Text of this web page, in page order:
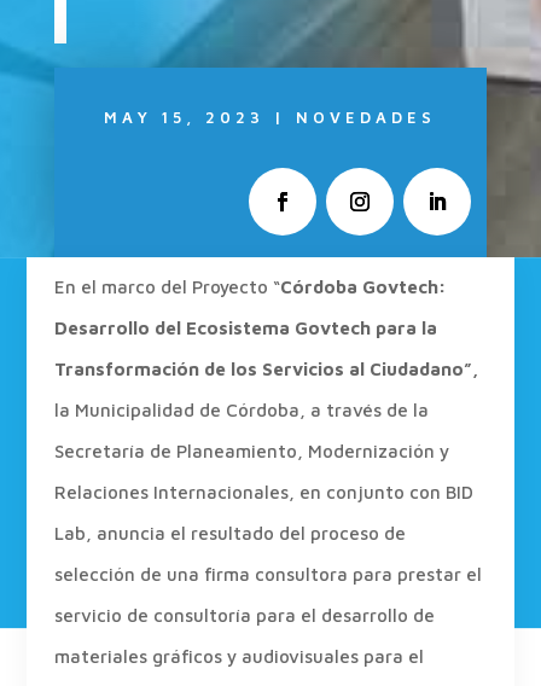
MAY 15, 2023 | NOVEDADES
En el marco del Proyecto “Córdoba Govtech:
Desarrollo del Ecosistema Govtech para la
Transformación de los Servicios al Ciudadano”,
la Municipalidad de Córdoba, a través de la
Secretaría de Planeamiento, Modernización y
Relaciones Internacionales, en conjunto con BID
Lab, anuncia el resultado del proceso de
selección de una firma consultora para prestar el
servicio de consultoría para el desarrollo de
materiales gráficos y audiovisuales para el